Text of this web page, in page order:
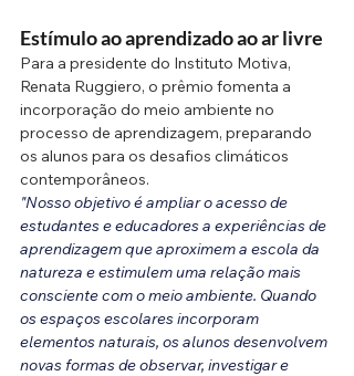
Estímulo ao aprendizado ao ar livre
Para a presidente do Instituto Motiva,
Renata Ruggiero, o prêmio fomenta a
incorporação do meio ambiente no
processo de aprendizagem, preparando
os alunos para os desafios climáticos
contemporâneos.
"Nosso objetivo é ampliar o acesso de
estudantes e educadores a experiências de
aprendizagem que aproximem a escola da
natureza e estimulem uma relação mais
consciente com o meio ambiente. Quando
os espaços escolares incorporam
elementos naturais, os alunos desenvolvem
novas formas de observar, investigar e